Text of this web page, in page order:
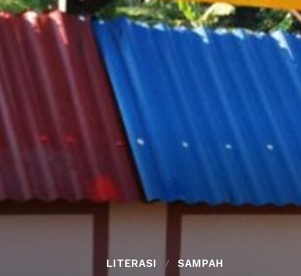
LITERASI SAMPAH